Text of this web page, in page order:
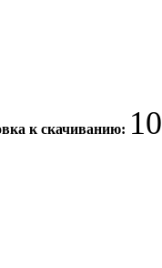
к скачиванию: 10